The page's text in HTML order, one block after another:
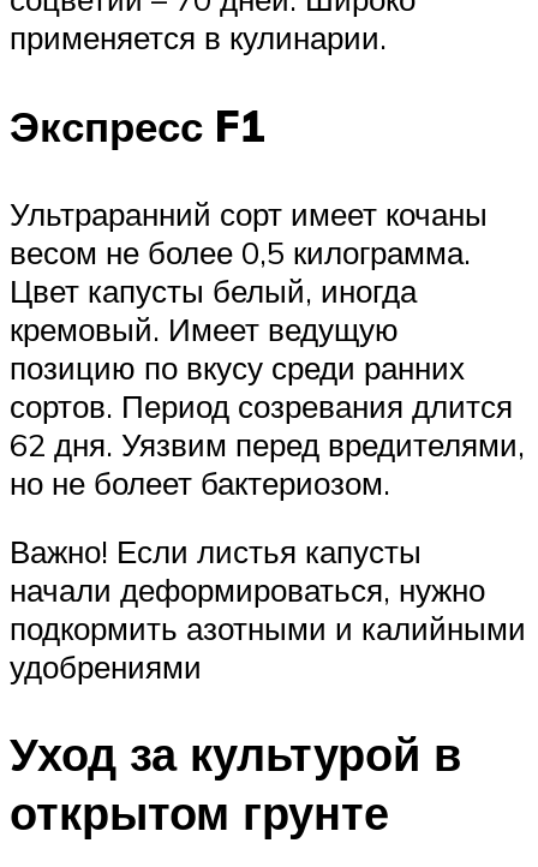
применяется в кулинарии.
Экспресс F1
Ультраранний сорт имеет кочаны
весом не более 0,5 килограмма.
Цвет капусты белый, иногда
кремовый. Имеет ведущую
позицию по вкусу среди ранних
сортов. Период созревания длится
62 дня. Уязвим перед вредителями,
но не болеет бактериозом.
Важно! Если листья капусты
начали деформироваться, нужно
подкормить азотными и калийными
удобрениями
Уход за культурой в
открытом грунте